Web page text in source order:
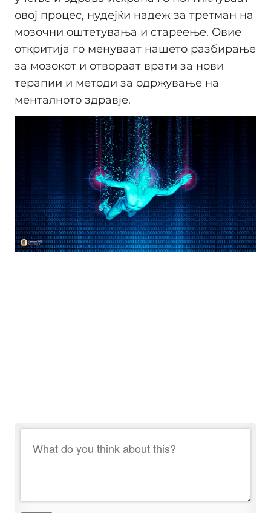
овој процес, нудејќи надеж за третман на
мозочни оштетувања и стареење. Овие
откритија го менуваат нашето разбирање
за мозокот и отвораат врати за нови
терапии и методи за одржување на
менталното здравје.